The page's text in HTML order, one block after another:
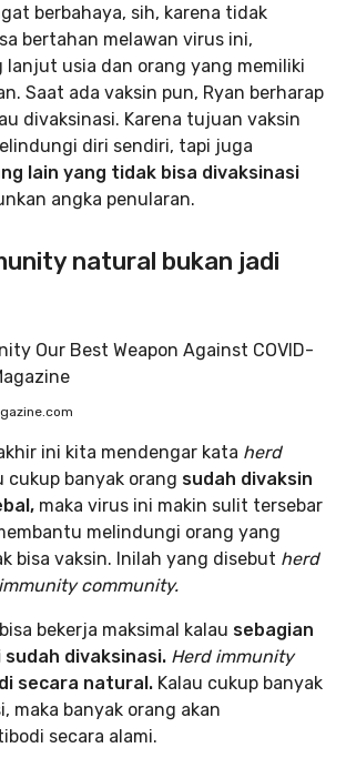
berbahaya, sih, karena tidak
bertahan melawan virus ini,
lanjut usia dan orang yang memiliki
Saat ada vaksin pun, Ryan berharap
divaksinasi. Karena tujuan vaksin
diri sendiri, tapi juga
lain yang tidak bisa divaksinasi
angka penularan.
natural bukan jadi
ini kita mendengar kata herd
cukup banyak orang sudah divaksin
maka virus ini makin sulit tersebar
melindungi orang yang
bisa vaksin. Inilah yang disebut herd
immunity community.
bekerja maksimal kalau sebagian
divaksinasi. Herd immunity
secara natural. Kalau cukup banyak
maka banyak orang akan
secara alami.